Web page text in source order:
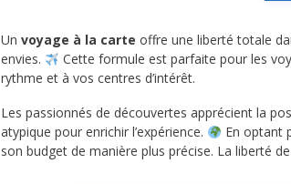
Un voyage à la carte offre une liberté totale
envies.
Cette formule est parfaite pour les
rythme et à vos centres d’intérêt.
Les passionnés de découvertes apprécient la
atypique pour enrichir l’expérience.
En optant
son budget de manière plus précise. La liberté